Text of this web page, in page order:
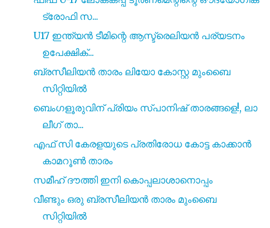
ട്രോഫി സ...
U17 ഇന്ത്യൻ ടീമിന്റെ ആസ്ട്രെലിയൻ പര്യടനം
ഉപേക്ഷിക്...
ബ്രസീലിയൻ താരം ലിയോ കോസ്റ്റ മുംബൈ
സിറ്റിയിൽ
ബെംഗളൂരുവിന് പ്രിയം സ്പാനിഷ് താരങ്ങളെ!, ലാ
ലീഗ് താ...
എഫ് സി കേരളയുടെ പ്രതിരോധ കോട്ട കാക്കാൻ
കാമറൂൺ താരം
സമീഹ് ദൗത്തി ഇനി കൊപ്പലാശാനൊപ്പം
വീണ്ടും ഒരു ബ്രസീലിയൻ താരം മുംബൈ
സിറ്റിയിൽ